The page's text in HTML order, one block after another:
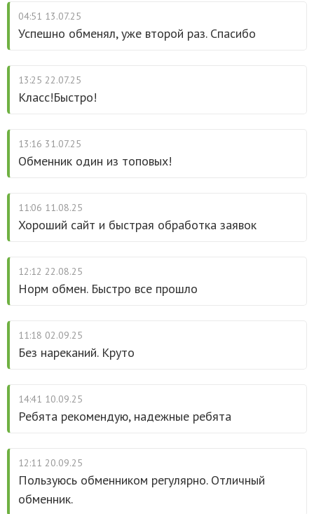
04:51 13.07.25
Успешно обменял, уже второй раз. Спасибо
13:25 22.07.25
Класс!Быстро!
13:16 31.07.25
Обменник один из топовых!
11:06 11.08.25
Хороший сайт и быстрая обработка заявок
12:12 22.08.25
Норм обмен. Быстро все прошло
11:18 02.09.25
Без нареканий. Круто
14:41 10.09.25
Ребята рекомендую, надежные ребята
12:11 20.09.25
Пользуюсь обменником регулярно. Отличный
обменник.